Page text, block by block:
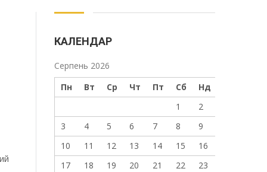
КАЛЕНДАР
Серпень 2026
Пн
Вт Ср Чт Пт Сб Нд
1
2
3
4 5 6 7 8
9
10
11 12 13 14 15
16
17
18 19 20 21 22
23